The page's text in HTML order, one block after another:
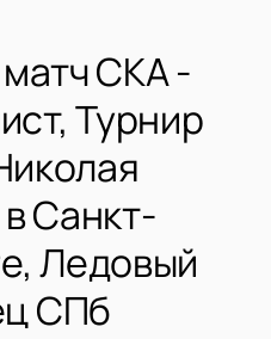
СКА -
Турнир
Санкт-
Ледовый
СПб